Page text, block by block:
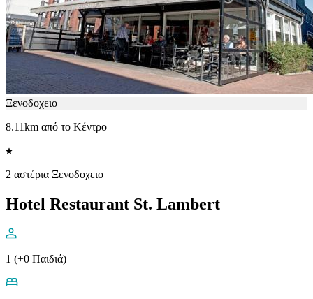
Ξενοδοχειο
8.11km από το Κέντρο
2 αστέρια Ξενοδοχειο
Hotel Restaurant St. Lambert
1 (+0 Παιδιά)